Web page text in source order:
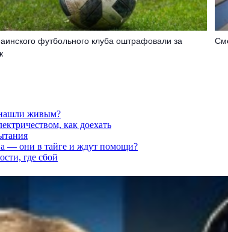
футбольного клуба оштрафовали за
нашли живым?
как доехать
— они в тайге и ждут помощи?
где сбой